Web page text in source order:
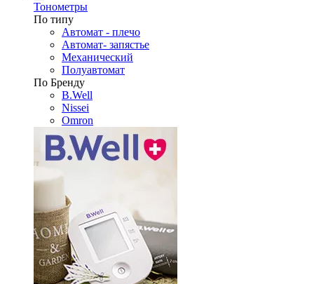
Тонометры
По типу
Автомат - плечо
Автомат- запястье
Механический
Полуавтомат
По Бренду
B.Well
Nissei
Omron